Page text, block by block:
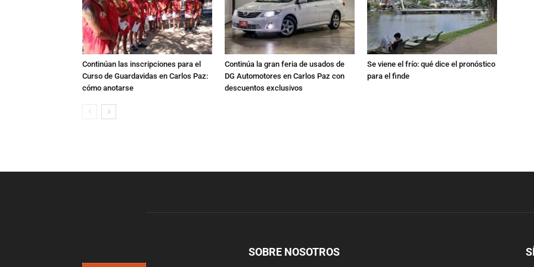
Continúan las inscripciones para el
Curso de Guardavidas en Carlos Paz:
cómo anotarse
Continúa la gran feria de usados de
DG Automotores en Carlos Paz con
descuentos exclusivos
Se viene el frío: qué dice el pronóstico
para el finde
SOBRE NOSOTROS